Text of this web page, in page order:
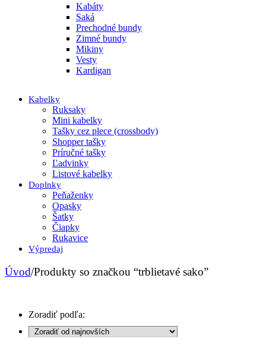
Kabáty
Saká
Prechodné bundy
Zimné bundy
Mikiny
Vesty
Kardigan
Kabelky
Ruksaky
Mini kabelky
Tašky cez plece (crossbody)
Shopper tašky
Príručné tašky
Ľadvinky
Listové kabelky
Doplnky
Peňaženky
Opasky
Šatky
Čiapky
Rukavice
Výpredaj
Úvod/Produkty so značkou “trblietavé sako”
Zoradiť podľa: